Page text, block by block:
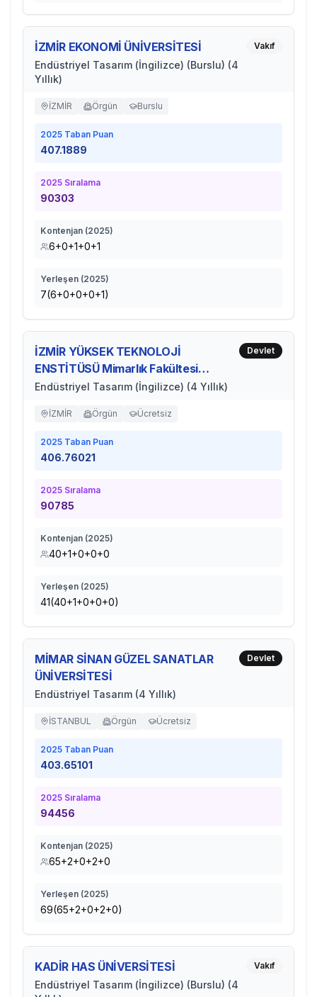
İZMİR EKONOMİ ÜNİVERSİTESİ
Endüstriyel Tasarım (İngilizce) (Burslu) (4
Yıllık)
Vakıf
İZMİR Örgün Burslu
2025 Taban Puan
407.1889
2025 Sıralama
90303
Kontenjan (2025)
6+0+1+0+1
Yerleşen (2025)
7(6+0+0+0+1)
İZMİR YÜKSEK TEKNOLOJİ
ENSTİTÜSÜ Mimarlık Fakültesi
Akademik Kadro
Endüstriyel Tasarım (İngilizce) (4 Yıllık)
Devlet
İZMİR Örgün Ücretsiz
2025 Taban Puan
406.76021
2025 Sıralama
90785
Kontenjan (2025)
40+1+0+0+0
Yerleşen (2025)
41(40+1+0+0+0)
MİMAR SİNAN GÜZEL SANATLAR
ÜNİVERSİTESİ
Endüstriyel Tasarım (4 Yıllık)
Devlet
İSTANBUL Örgün Ücretsiz
2025 Taban Puan
403.65101
2025 Sıralama
94456
Kontenjan (2025)
65+2+0+2+0
Yerleşen (2025)
69(65+2+0+2+0)
KADİR HAS ÜNİVERSİTESİ
Endüstriyel Tasarım (İngilizce) (Burslu) (4
Vakıf